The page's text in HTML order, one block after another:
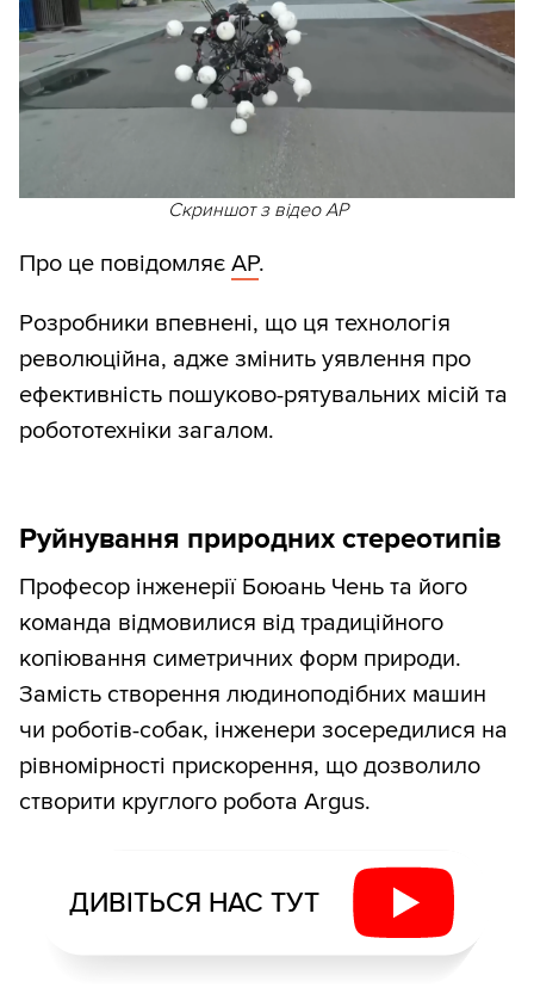
Скриншот з відео AP
Про це повідомляє AP.
Розробники впевнені, що ця технологія
революційна, адже змінить уявлення про
ефективність пошуково-рятувальних місій та
робототехніки загалом.
Руйнування природних стереотипів
Професор інженерії Боюань Чень та його
команда відмовилися від традиційного
копіювання симетричних форм природи.
Замість створення людиноподібних машин
чи роботів-собак, інженери зосередилися на
рівномірності прискорення, що дозволило
створити круглого робота Argus.
ДИВІТЬСЯ НАС ТУТ